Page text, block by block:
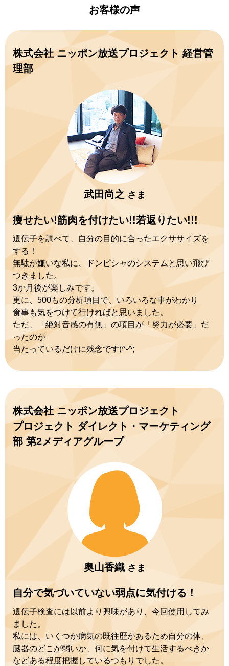
お客様の声
株式会社 ニッポン放送プロジェクト 経営管
理部
武田尚之 さま
痩せたい!筋肉を付けたい!!若返りたい!!!
遺伝子を調べて、自分の目的に合ったエクササイズを
する！
無駄が嫌いな私に、ドンピシャのシステムと思い飛び
つきました。
3か月後が楽しみです。
更に、500もの分析項目で、いろいろな事がわかり
食事も気をつけて行ければと思いました。
ただ、「絶対音感の有無」の項目が「努力が必要」だ
ったのが
当たっているだけに残念です(^-^;
株式会社 ニッポン放送プロジェクト
プロジェクト ダイレクト・マーケティング
部 第2メディアグループ
奥山香織さま
自分で気づいていない弱点に気付ける！
遺伝子検査には以前より興味があり、今回使用してみ
ました。
私には、いくつか病気の既往歴があるため自分の体、
臓器のどこが弱いか、何に気を付けて生活するべきか
などある程度把握しているつもりでした。